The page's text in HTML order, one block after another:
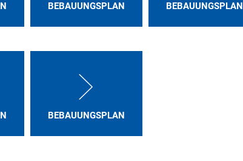
BEBAUUNGSPLAN BEBAUUNGSPLAN
BEBAUUNGSPLAN